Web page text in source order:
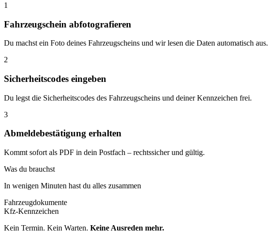
1
Fahrzeugschein abfotografieren
Du machst ein Foto deines Fahrzeugscheins und wir lesen die Daten automatisch aus.
2
Sicherheitscodes eingeben
Du legst die Sicherheitscodes des Fahrzeugscheins und deiner Kennzeichen frei.
3
Abmeldebestätigung erhalten
Kommt sofort als PDF in dein Postfach – rechtssicher und gültig.
Was du brauchst
In wenigen Minuten hast du alles zusammen
Fahrzeugdokumente
Kfz-Kennzeichen
Kein Termin. Kein Warten. Keine Ausreden mehr.